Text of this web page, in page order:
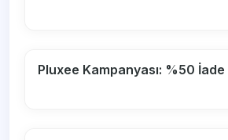
Pluxee Kampanyası: %50 İade